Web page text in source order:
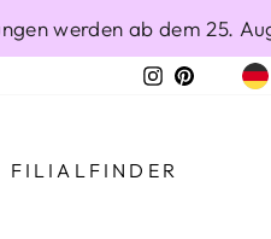
werden ab dem 25.
Instagram
Pinterest
FILIALFINDER